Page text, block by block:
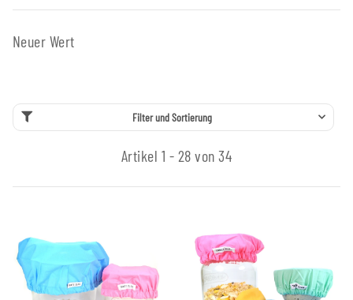
Neuer Wert
Filter und Sortierung
Artikel 1 - 28 von 34